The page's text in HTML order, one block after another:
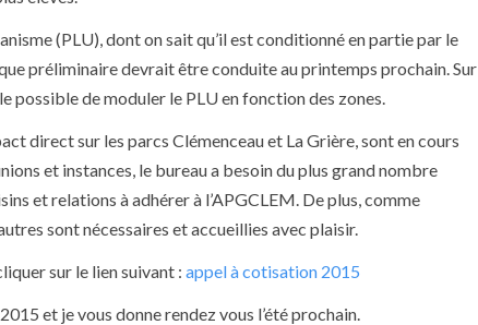
(PLU), dont on sait qu’il est conditionné en partie par le
préliminaire devrait être conduite au printemps prochain. Sur
possible de moduler le PLU en fonction des zones.
direct sur les parcs Clémenceau et La Grière, sont en cours
et instances, le bureau a besoin du plus grand nombre
et relations à adhérer à l’APGCLEM. De plus, comme
sont nécessaires et accueillies avec plaisir.
sur le lien suivant : appel à cotisation 2015
et je vous donne rendez vous l’été prochain.